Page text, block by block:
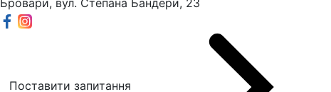
Поставити запитання